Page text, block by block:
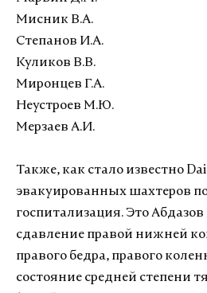
Мисник В.А.
Степанов И.А.
Куликов В.В.
Миронцев Г.А.
Неустроев М.Ю.
Мерзаев А.И.
Также, как стало известно
эвакуированных шахтеров
госпитализация. Это
сдавление правой нижней
правого бедра, правого
состояние средней степени